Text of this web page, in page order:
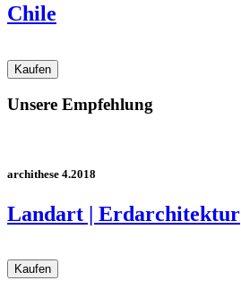
Chile
Unsere Empfehlung
archithese 4.2018
Landart | Erdarchitektur